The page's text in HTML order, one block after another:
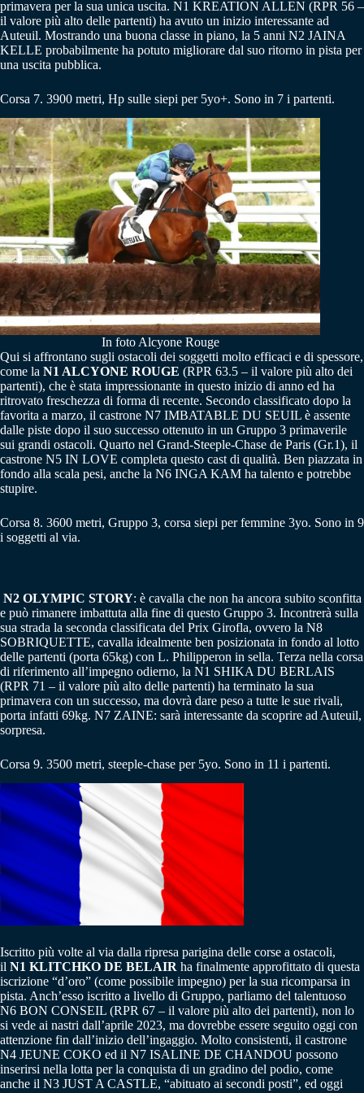
primavera per la sua unica uscita. N1 KREATION ALLEN (RPR 56 –
il valore più alto delle partenti) ha avuto un inizio interessante ad
Auteuil. Mostrando una buona classe in piano, la 5 anni N2 JAINA
KELLE probabilmente ha potuto migliorare dal suo ritorno in pista per
una uscita pubblica.
Corsa 7. 3900 metri, Hp sulle siepi per 5yo+. Sono in 7 i partenti.
In foto Alcyone Rouge
Qui si affrontano sugli ostacoli dei soggetti molto efficaci e di spessore,
come la N1 ALCYONE ROUGE (RPR 63.5 – il valore più alto dei
partenti), che è stata impressionante in questo inizio di anno ed ha
ritrovato freschezza di forma di recente. Secondo classificato dopo la
favorita a marzo, il castrone N7 IMBATABLE DU SEUIL è assente
dalle piste dopo il suo successo ottenuto in un Gruppo 3 primaverile
sui grandi ostacoli. Quarto nel Grand-Steeple-Chase de Paris (Gr.1), il
castrone N5 IN LOVE completa questo cast di qualità. Ben piazzata in
fondo alla scala pesi, anche la N6 INGA KAM ha talento e potrebbe
stupire.
Corsa 8. 3600 metri, Gruppo 3, corsa siepi per femmine 3yo. Sono in 9
i soggetti al via.
N2 OLYMPIC STORY: è cavalla che non ha ancora subito sconfitta
e può rimanere imbattuta alla fine di questo Gruppo 3. Incontrerà sulla
sua strada la seconda classificata del Prix Girofla, ovvero la N8
SOBRIQUETTE, cavalla idealmente ben posizionata in fondo al lotto
delle partenti (porta 65kg) con L. Philipperon in sella. Terza nella corsa
di riferimento all’impegno odierno, la N1 SHIKA DU BERLAIS
(RPR 71 – il valore più alto delle partenti) ha terminato la sua
primavera con un successo, ma dovrà dare peso a tutte le sue rivali,
porta infatti 69kg. N7 ZAINE: sarà interessante da scoprire ad Auteuil,
sorpresa.
Corsa 9. 3500 metri, steeple-chase per 5yo. Sono in 11 i partenti.
Iscritto più volte al via dalla ripresa parigina delle corse a ostacoli,
il N1 KLITCHKO DE BELAIR ha finalmente approfittato di questa
iscrizione “d’oro” (come possibile impegno) per la sua ricomparsa in
pista. Anch’esso iscritto a livello di Gruppo, parliamo del talentuoso
N6 BON CONSEIL (RPR 67 – il valore più alto dei partenti), non lo
si vede ai nastri dall’aprile 2023, ma dovrebbe essere seguito oggi con
attenzione fin dall’inizio dell’ingaggio. Molto consistenti, il castrone
N4 JEUNE COKO ed il N7 ISALINE DE CHANDOU possono
inserirsi nella lotta per la conquista di un gradino del podio, come
anche il N3 JUST A CASTLE, “abituato ai secondi posti”, ed oggi